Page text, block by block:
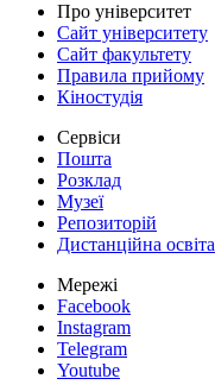
Про університет
Сайт університету
Сайт факультету
Правила прийому
Кіностудія
Сервіси
Пошта
Розклад
Музеї
Репозиторій
Дистанційна освіта
Мережі
Facebook
Instagram
Telegram
Youtube